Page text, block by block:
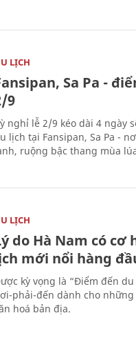
LỊCH
Sa Pa -
9
nghỉ lễ 2/9 kéo dài 4 ngày
lịch tại Fansipan, Sa Pa -
ruộng bậc thang mùa
LỊCH
do Hà Nam có
mới nổi hàng
kỳ vọng là “Điểm đến
phải-đến dành cho
hoá bản địa.